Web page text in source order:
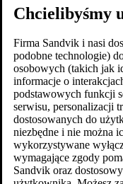
Chcielibyśmy
Firma Sandvik i nasi
podobne technologie)
osobowych (takich jak
informacje o
podstawowych funkcji
serwisu, personalizacji
dostosowanych do
niezbędne i nie można
wykorzystywane
wymagające zgody
Sandvik oraz